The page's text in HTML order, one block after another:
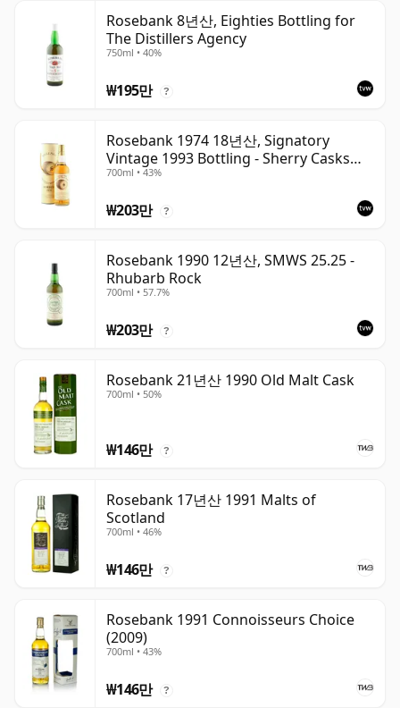
Rosebank 8년산, Eighties Bottling for
The Distillers Agency
750ml • 40%
₩195만 ?
Rosebank 1974 18년산, Signatory
Vintage 1993 Bottling - Sherry Casks
#5047-5049
700ml • 43%
₩203만 ?
Rosebank 1990 12년산, SMWS 25.25 -
Rhubarb Rock
700ml • 57.7%
₩203만 ?
Rosebank 21년산 1990 Old Malt Cask
700ml • 50%
₩146만 ?
Rosebank 17년산 1991 Malts of
Scotland
700ml • 46%
₩146만 ?
Rosebank 1991 Connoisseurs Choice
(2009)
700ml • 43%
₩146만 ?